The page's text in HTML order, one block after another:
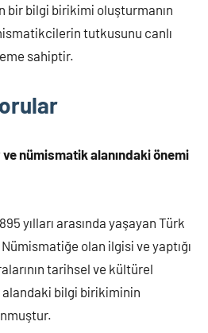
bir bilgi birikimi oluşturmanın
tutkusunu canlı
sahiptir.
nümismatik alanındaki önemi
yılları arasında yaşayan Türk
olan ilgisi ve yaptığı
tarihsel ve kültürel
alandaki bilgi birikiminin